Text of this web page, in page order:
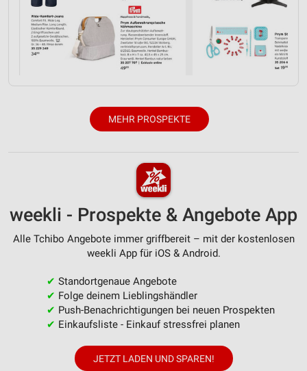
MEHR PROSPEKTE
weekli - Prospekte & Angebote App
Alle Tchibo Angebote immer griffbereit – mit der kostenlosen
weekli App für iOS & Android.
✔ Standortgenaue Angebote
✔ Folge deinem Lieblingshändler
✔ Push-Benachrichtigungen bei neuen Prospekten
✔ Einkaufsliste - Einkauf stressfrei planen
JETZT LADEN UND SPAREN!